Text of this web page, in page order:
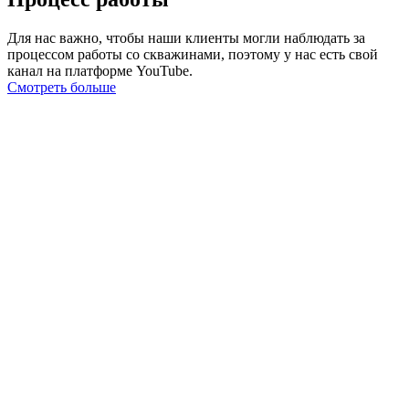
Для нас важно, чтобы наши клиенты могли наблюдать за
процессом работы со скважинами, поэтому у нас есть свой
канал на платформе YouTube.
Смотреть больше